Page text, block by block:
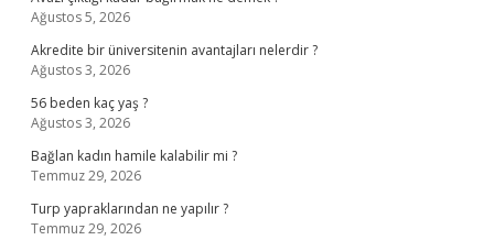
Ağustos 5, 2026
Akredite bir üniversitenin avantajları nelerdir ?
Ağustos 3, 2026
56 beden kaç yaş ?
Ağustos 3, 2026
Bağlan kadın hamile kalabilir mi ?
Temmuz 29, 2026
Turp yapraklarından ne yapılır ?
Temmuz 29, 2026